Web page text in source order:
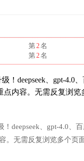
第2名
第2名
！deepseek、gpt-
内容。无需反复浏
deepseek、gpt-4.0、
。无需反复浏览多个页